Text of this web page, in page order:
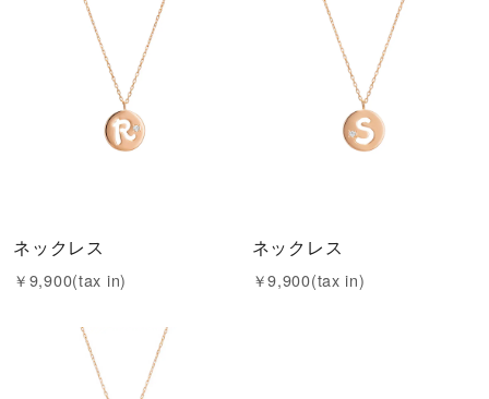
ネックレス
￥9,900(tax in)
ネックレス
￥9,900(tax in)